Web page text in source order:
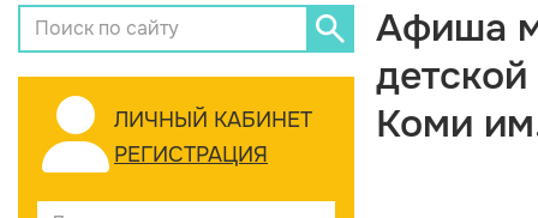
ЛИЧНЫЙ КАБИНЕТ
РЕГИСТРАЦИЯ
Афиша
Коми